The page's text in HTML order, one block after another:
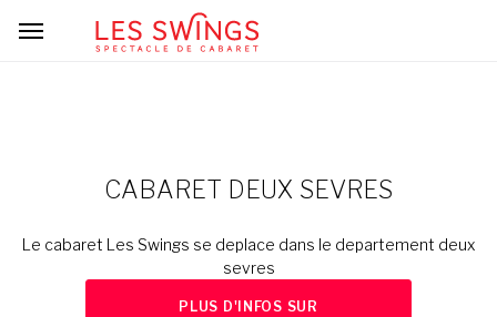
CABARET DEUX SEVRES
Le cabaret Les Swings se deplace dans le departement deux
sevres
PLUS D'INFOS SUR